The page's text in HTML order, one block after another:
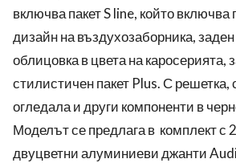
включва пакет S line, който включва
дизайн на въздухозаборника,
облицовка в цвета на каросерията,
стилистичен пакет Plus. С решетка,
огледала и други компоненти в
Моделът се предлага в комплект с
двуцветни алуминиеви джанти